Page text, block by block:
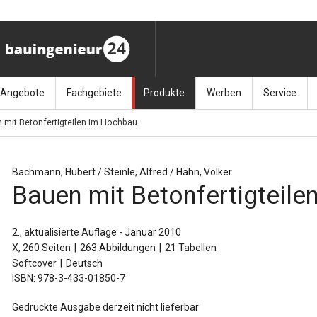
(11.9.26)
(26.11.26)
Angebote
Stellenmarkt
Kalender-Preisreduzierung
Fachgebiete
Architektur
Bauen im Bestand
Bauphysik
Produkte
Zeitschriften
Artikeldatenbank / Kalenderrecherche
Werben Service
Newsletter
mit Betonfertigteilen im Hochbau
Bachmann, Hubert / Steinle, Alfred / Hahn, Volker
Bauen mit
2., aktualisierte Auflage - Januar 2010
X, 260 Seiten
263 Abbildungen
21 Tabellen
Softcover
Deutsch
ISBN: 978-3-433-01850-7
Gedruckte Ausgabe derzeit nicht lieferbar